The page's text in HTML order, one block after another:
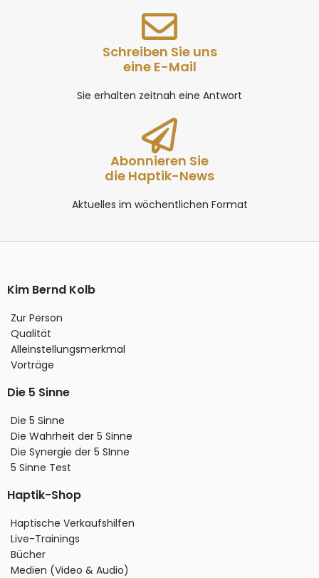
Schreiben Sie uns
eine E-Mail
Sie erhalten zeitnah eine Antwort
Abonnieren Sie
die Haptik-News
Aktuelles im wöchentlichen Format
Kim Bernd Kolb
Zur Person
Qualität
Alleinstellungsmerkmal
Vorträge
Die 5 Sinne
Die 5 Sinne
Die Wahrheit der 5 Sinne
Die Synergie der 5 SInne
5 Sinne Test
Haptik-Shop
Haptische Verkaufshilfen
Live-Trainings
Bücher
Medien (Video & Audio)